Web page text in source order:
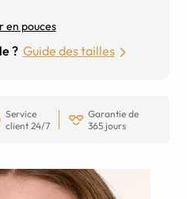
en pouces
? Guide des tailles
Service
client 24/7
Garantie de
365 jours